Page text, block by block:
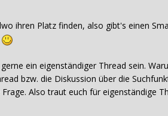
ihren Platz finden, also gibt's einen
ein eigenständiger Thread sein.
bzw. die Diskussion über die
Also traut euch für eigenständige